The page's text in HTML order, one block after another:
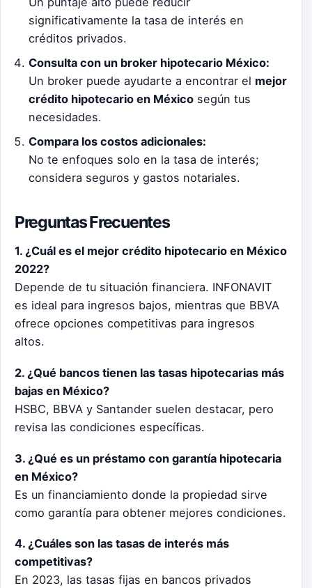
significativamente la tasa de interés en
créditos privados.
Consulta con un broker hipotecario México:
Un broker puede ayudarte a encontrar el mejor
crédito hipotecario en México según tus
necesidades.
Compara los costos adicionales:
No te enfoques solo en la tasa de interés;
considera seguros y gastos notariales.
Preguntas Frecuentes
1. ¿Cuál es el mejor crédito hipotecario en México
2022?
Depende de tu situación financiera. INFONAVIT
es ideal para ingresos bajos, mientras que BBVA
ofrece opciones competitivas para ingresos
altos.
2. ¿Qué bancos tienen las tasas hipotecarias más
bajas en México?
HSBC, BBVA y Santander suelen destacar, pero
revisa las condiciones específicas.
3. ¿Qué es un préstamo con garantía hipotecaria
en México?
Es un financiamiento donde la propiedad sirve
como garantía para obtener mejores condiciones.
4. ¿Cuáles son las tasas de interés más
competitivas?
En 2023, las tasas fijas en bancos privados